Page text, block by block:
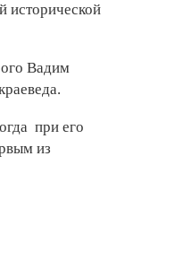
исторической
Вадим
при его
из